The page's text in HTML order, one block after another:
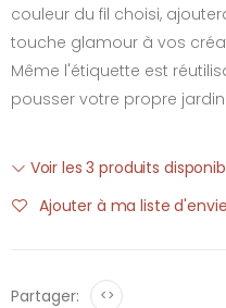
couleur du fil choisi,
touche glamour à vos
Même l'étiquette est
pousser votre propre jardin.
Voir les 3 produits
Ajouter à ma liste d'envie
Partager: <>